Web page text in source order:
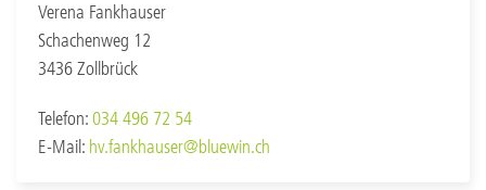
Verena Fankhauser
Schachenweg 12
3436 Zollbrück
Telefon: 034 496 72 54
E-Mail: hv.fankhauser@bluewin.ch